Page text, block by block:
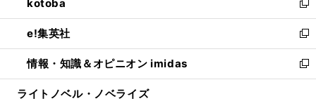
く
で
開
く
ド
ウ
で
開
く
ィ
ン
ド
ウ
で
開
い
ウ
ィ
ン
ド
ウ
kotoba
新
し
い
ウ
ィ
ン
e!集英社
新
し
い
ウ
情報・知識＆オピニオン imidas
新
し
ライトノベル・ノベライズ